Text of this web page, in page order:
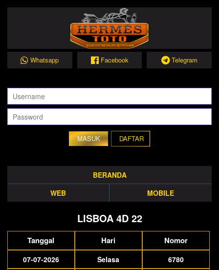
Whatsapp Facebook Telegram
DAFTAR
BERANDA
WEB
MOBILE
LISBOA 4D 22
Tanggal Hari Nomor
07-07-2026 Selasa
6780